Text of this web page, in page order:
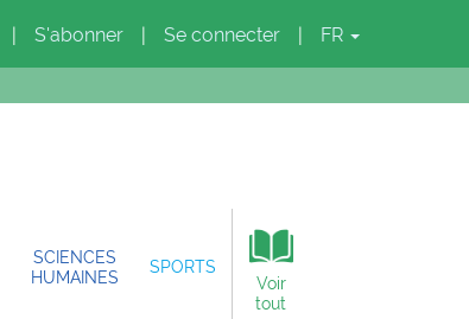
S'abonner Se connecter FR
SCIENCES
HUMAINES
SPORTS
Voir
tout